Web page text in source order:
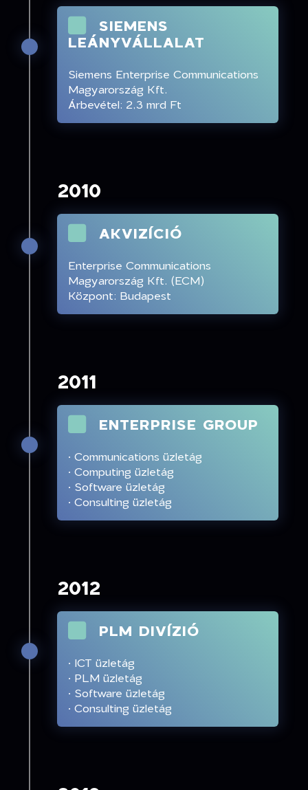
SIEMENS
LEÁNYVÁLLALAT
Siemens Enterprise Communications
Magyarország Kft.
Árbevétel: 2,3 mrd Ft
2010
AKVIZÍCIÓ
Enterprise Communications
Magyarország Kft. (ECM)
Központ: Budapest
2011
ENTERPRISE GROUP
· Communications üzletág
· Computing üzletág
· Software üzletág
· Consulting üzletág
2012
PLM DIVÍZIÓ
· ICT üzletág
· PLM üzletág
· Software üzletág
· Consulting üzletág